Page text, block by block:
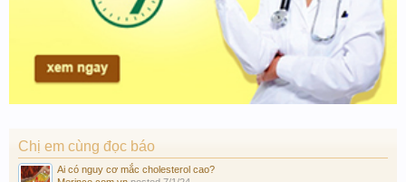
Chị em cùng đọc báo
Ai có nguy cơ mắc cholesterol cao?